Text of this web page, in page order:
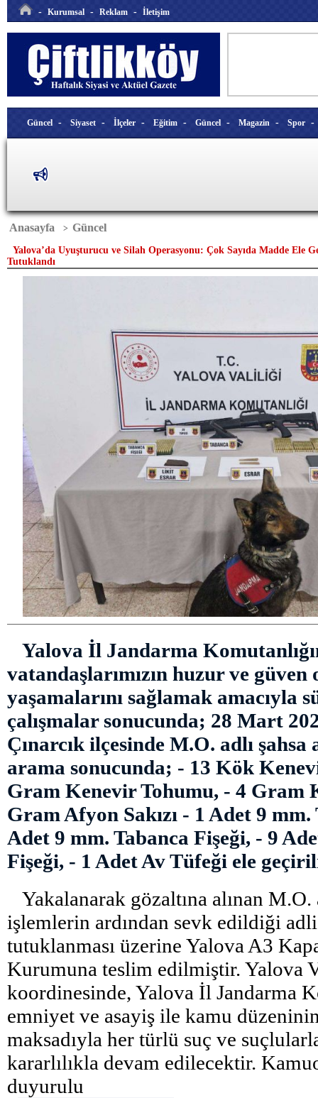
- Kurumsal - Reklam - İletişim
Güncel - Siyaset - İlçeler - Eğitim - Güncel - Magazin - Spor
Anasayfa > Güncel
Yalova’da Uyuşturucu ve Silah Operasyonu: Çok Sayıda Madde Ele
Tutuklandı
Yalova İl Jandarma
vatandaşlarımızın huzur ve
yaşamalarını sağlamak amacıyla
çalışmalar sonucunda; 28 Mart
Çınarcık ilçesinde M.O. adlı şahsa
arama sonucunda; - 13 Kök
Gram Kenevir Tohumu, - 4 Gram
Gram Afyon Sakızı - 1 Adet 9 mm.
Adet 9 mm. Tabanca Fişeği, - 9
Fişeği, - 1 Adet Av Tüfeği ele
Yakalanarak gözaltına alınan M.O.
işlemlerin ardından sevk edildiği
tutuklanması üzerine Yalova A3
Kurumuna teslim edilmiştir. Yalova
koordinesinde, Yalova İl Jandarma
emniyet ve asayiş ile kamu
maksadıyla her türlü suç ve
kararlılıkla devam edilecektir.
duyurulu